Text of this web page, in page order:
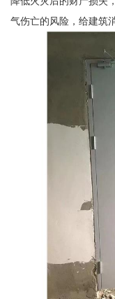
气伤亡的风险，给建筑